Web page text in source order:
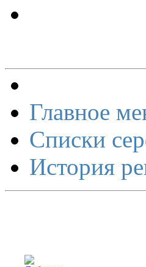
Главное
Списки
История